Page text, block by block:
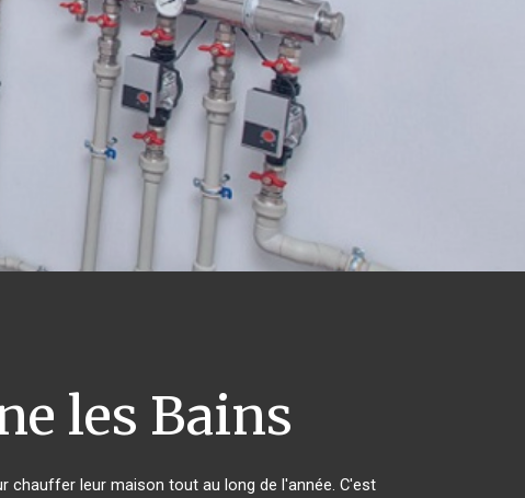
les Bains
chauffer leur maison tout au long de l'année. C'est